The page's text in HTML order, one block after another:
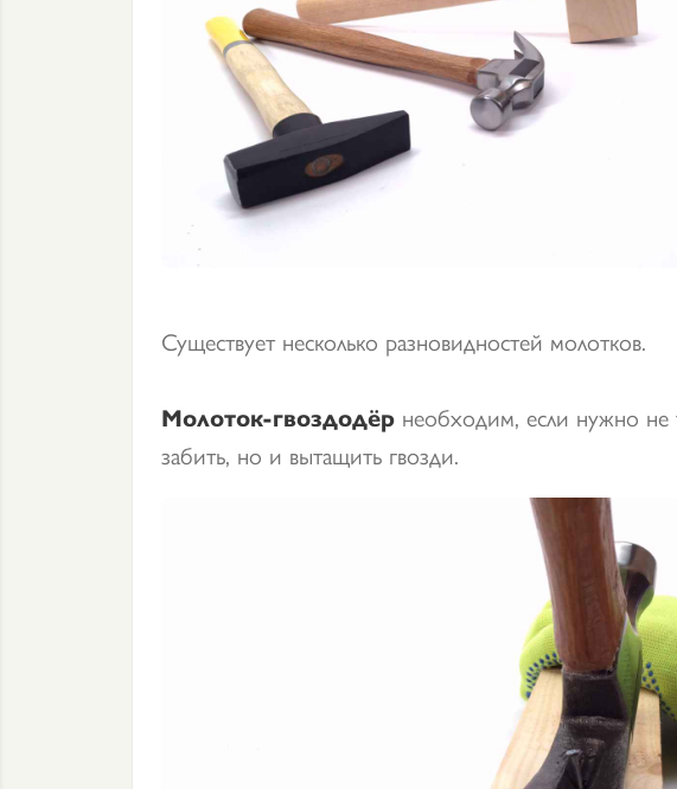
Существует несколько разновидностей молотков.
Молоток-гвоздодёр необходим, если нужно не
забить, но и вытащить гвозди.